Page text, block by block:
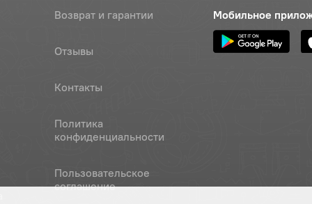
6402
Наличие
Обратитесь к
консультанту
23360
Возврат и гарантии
Отзывы
Контакты
Политика
конфиденциальности
Пользовательское
соглашение
Мобильное